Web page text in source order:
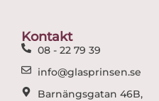
Kontakt
08 - 22 79 39
info@glasprinsen.se
Barnängsgatan 46B,